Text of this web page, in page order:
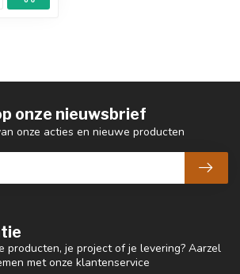
producten, je project of je levering? Aarzel
met onze klantenservice
onze nieuwsbrief
onze acties en nieuwe producten